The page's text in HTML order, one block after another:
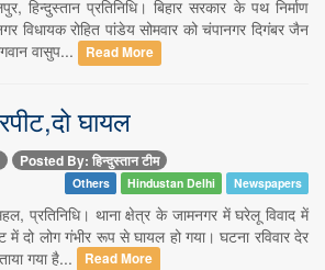
हिन्दुस्तान प्रतिनिधि। बिहार सरकार के पथ निर्माण
विधायक रोहित पांडेय सोमवार को चंपानगर दिगंबर जैन
वासुप...
Read More
घायल
Posted By: हिन्दुस्तान टीम
Others Hindustan Delhi Newspapers
प्रतिनिधि। थाना क्षेत्र के जामनगर में घरेलू विवाद में
दो लोग गंभीर रूप से घायल हो गया। घटना रविवार देर
गया है...
Read More